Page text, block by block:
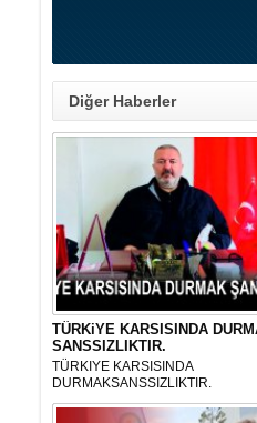
Diğer Haberler
TÜRKiYE KARSISINDA
SANSSIZLIKTIR.
TÜRKIYE KARSISINDA
DURMAKSANSSIZLIKTIR.